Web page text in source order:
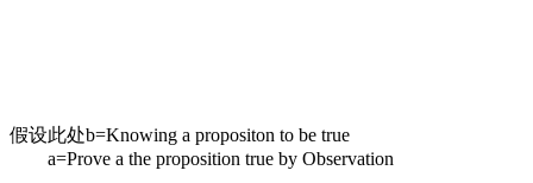
假设此处b=Knowing a propositon to be true
a=Prove a the proposition true by Observation